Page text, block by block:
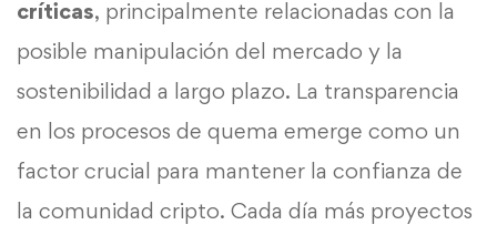
críticas, principalmente relacionadas con la
posible manipulación del mercado y la
sostenibilidad a largo plazo. La transparencia
en los procesos de quema emerge como un
factor crucial para mantener la confianza de
la comunidad cripto. Cada día más proyectos